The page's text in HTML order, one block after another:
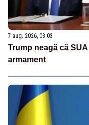
7 aug. 2026, 08:03
Trump neagă că
armament